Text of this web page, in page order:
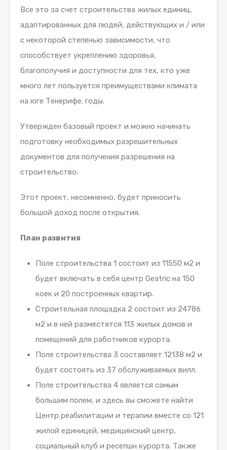
Все это за счет строительства жилых единиц,
адаптированных для людей, действующих и / или
с некоторой степенью зависимости, что
способствует укреплению здоровья,
благополучия и доступности для тех, кто уже
много лет пользуется преимуществами климата
на юге Тенерифе. годы.
Утвержден базовый проект и можно начинать
подготовку необходимых разрешительных
документов для получения разрешения на
строительство.
Этот проект, несомненно, будет приносить
большой доход после открытия.
План развития
Поле строительства 1 состоит из 11550 м2 и
будет включать в себя центр Geatric на 150
коек и 20 построенных квартир.
Строительная площадка 2 состоит из 24786
м2 и в ней разместятся 113 жилых домов и
помещений для работников курорта.
Поле строительства 3 составляет 12138 м2 и
будет состоять из 37 обслуживаемых вилл.
Поле строительства 4 является самым
большим полем, и здесь вы сможете найти
Центр реабилитации и терапии вместе со 121
жилой единицей, медицинский центр,
социальный клуб и ресепшн курорта. Также